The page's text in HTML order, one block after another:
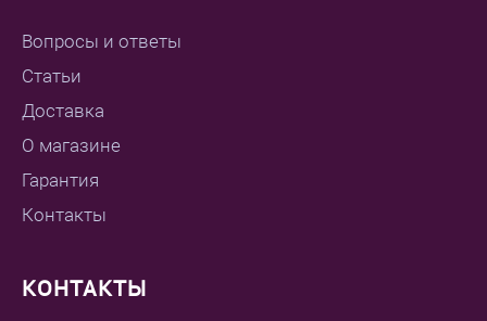
Вопросы и ответы
Статьи
Доставка
О магазине
Гарантия
Контакты
КОНТАКТЫ